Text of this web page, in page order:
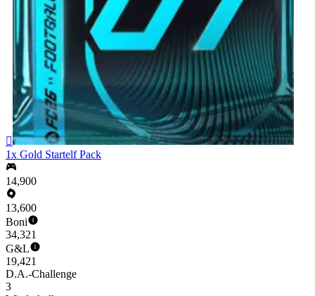

1x Gold Startelf Pack
14,900
13,600
Boni
34,321
G&L
19,421
D.A.-Challenge
3